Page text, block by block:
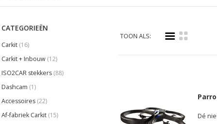
CATEGORIEËN
Carkit (16)
Carkit + Inbouw (12)
ISO2CAR stekkers (88)
Dashcam (1)
Accessoires (22)
Af-fabriek Carkit (15)
TOON ALS: i k
Dé